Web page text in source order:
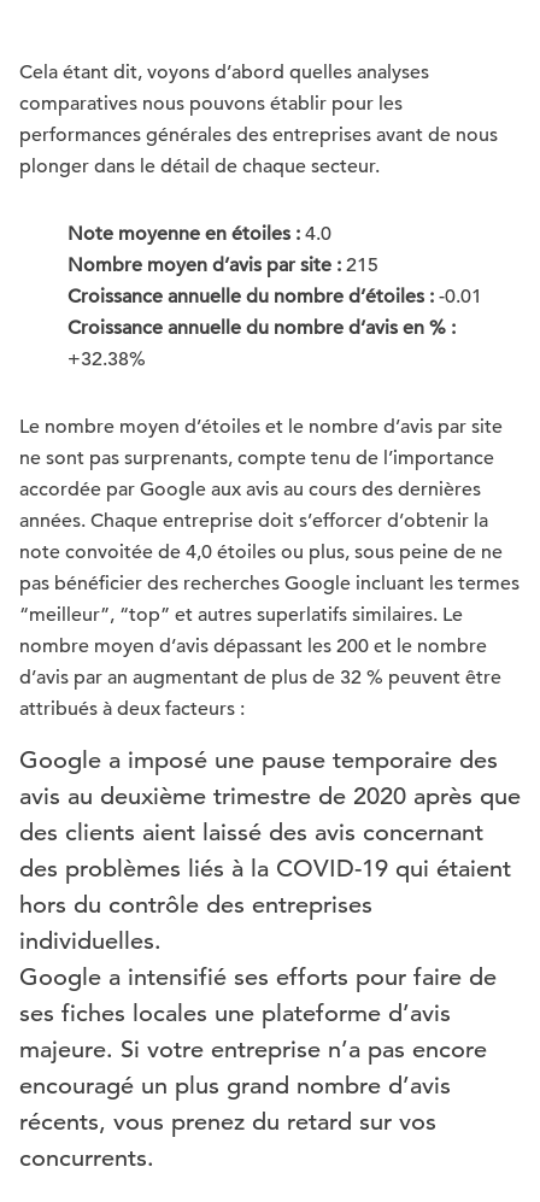
Cela étant dit, voyons d’abord quelles analyses
comparatives nous pouvons établir pour les
performances générales des entreprises avant de nous
plonger dans le détail de chaque secteur.
Note moyenne en étoiles : 4.0
Nombre moyen d’avis par site : 215
Croissance annuelle du nombre d’étoiles : -0.01
Croissance annuelle du nombre d’avis en % :
+32.38%
Le nombre moyen d’étoiles et le nombre d’avis par site
ne sont pas surprenants, compte tenu de l’importance
accordée par Google aux avis au cours des dernières
années. Chaque entreprise doit s’efforcer d’obtenir la
note convoitée de 4,0 étoiles ou plus, sous peine de ne
pas bénéficier des recherches Google incluant les termes
“meilleur”, “top” et autres superlatifs similaires. Le
nombre moyen d’avis dépassant les 200 et le nombre
d’avis par an augmentant de plus de 32 % peuvent être
attribués à deux facteurs :
Google a imposé une pause temporaire des
avis au deuxième trimestre de 2020 après que
des clients aient laissé des avis concernant
des problèmes liés à la COVID-19 qui étaient
hors du contrôle des entreprises
individuelles.
Google a intensifié ses efforts pour faire de
ses fiches locales une plateforme d’avis
majeure. Si votre entreprise n’a pas encore
encouragé un plus grand nombre d’avis
récents, vous prenez du retard sur vos
concurrents.